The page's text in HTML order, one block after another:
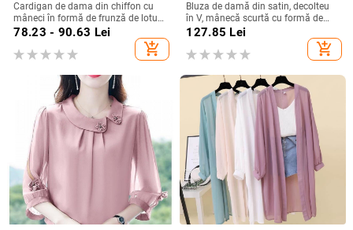
Cardigan de dama din chiffon cu
mâneci în formă de frunză de lotus,
mâneci scurte, guler semi-deschis,
78.23 - 90.63 Lei
add_shopping_cart
Bluza de damă din satin, decolteu
în V, mânecă scurtă cu formă de
frunză de lotus, croială lejeră, uni
127.85 Lei
add_shopping_cart